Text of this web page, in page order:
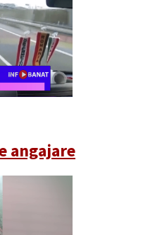
angajare